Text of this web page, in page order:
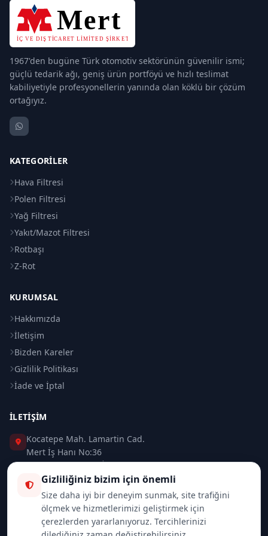
1967'den bugüne Türk otomotiv sektörünün güvenilir ismi;
güçlü tedarik ağı, geniş ürün portföyü ve hızlı teslimat
kabiliyetiyle profesyonellerin yanında olan köklü bir çözüm
ortağıyız.
KATEGORILER
Hava Filtresi
Polen Filtresi
Yağ Filtresi
Yakıt/Mazot Filtresi
Rotbaşı
Z-Rot
KURUMSAL
Hakkımızda
İletişim
Bizden Kareler
Gizlilik Politikası
İade ve İptal
İLETIŞIM
Kocatepe Mah. Lamartin Cad.
Mert İş Hanı No:36
Taksim / Beyoğlu / İSTANBUL
0 (212) 235 37 83
0 (532) 418 08 46
Gizliliğiniz bizim için önemli
Size daha iyi bir deneyim sunmak, site trafiğini
ölçmek ve hizmetlerimizi geliştirmek için
çerezlerden yararlanıyoruz. Tercihlerinizi